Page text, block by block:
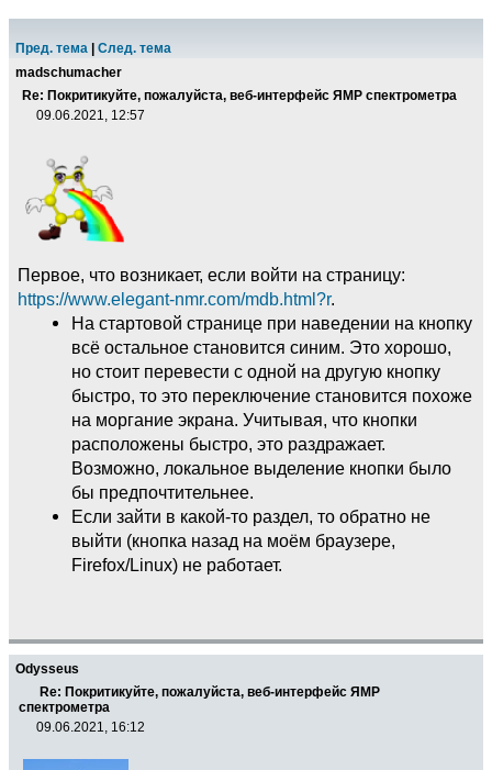
Пред. тема
След. тема
madschumacher
Re: Покритикуйте, пожалуйста, веб-интерфейс ЯМР спектрометра
09.06.2021, 12:57
Первое, что возникает, если войти на страницу:
https://www.elegant-nmr.com/mdb.html?r.
На стартовой странице при наведении на кнопку
всё остальное становится синим. Это хорошо,
но стоит перевести с одной на другую кнопку
быстро, то это переключение становится похоже
на моргание экрана. Учитывая, что кнопки
расположены быстро, это раздражает.
Возможно, локальное выделение кнопки было
бы предпочтительнее.
Если зайти в какой-то раздел, то обратно не
выйти (кнопка назад на моём браузере,
Firefox/Linux) не работает.
Odysseus
Re: Покритикуйте, пожалуйста, веб-интерфейс ЯМР
спектрометра
09.06.2021, 16:12